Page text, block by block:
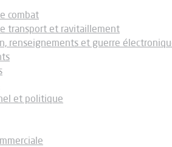
combat
transport et ravitaillement
renseignements et guerre
et politique